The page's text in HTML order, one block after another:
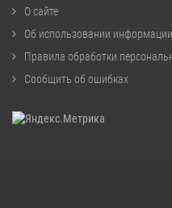
О сайте
Об использовании
Правила обработки
Сообщить об ошибках